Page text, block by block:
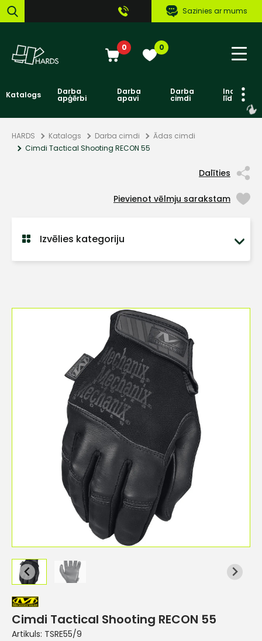
Sazinies ar mums
0 0
Katalogs Darba
apģērbi
Darba
apavi
Darba
cimdi līdzekļi
HARDS Katalogs Darba cimdi
Ādas cimdi
Cimdi Tactical Shooting RECON 55
Dalīties
Pievienot vēlmju sarakstam
Izvēlies kategoriju
Cimdi Tactical Shooting RECON 55
Artikuls: TSRE55/9